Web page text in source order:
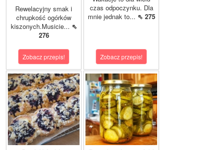
Rewelacyjny smak i
chrupkość ogórków
kiszonych.Musicie... ⇖
276
Zobacz przepis!
czas odpoczynku. Dla
mnie jednak to... ⇖ 275
Zobacz przepis!